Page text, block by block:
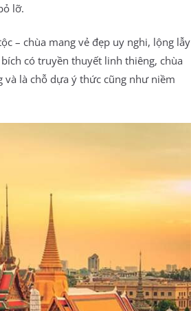
lỡ.
– chùa mang vẻ đẹp uy nghi, lộng lẫy
có truyền thuyết linh thiêng, chùa
và là chỗ dựa ý thức cũng như niềm